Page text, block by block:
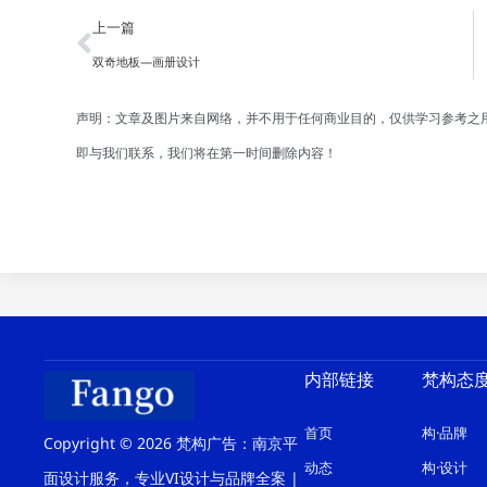
Prev
上一篇
双奇地板—画册设计
声明：文章及图片来自网络，并不用于任何商业目的，仅供学习参考
即与我们联系，我们将在第一时间删除内容！
Copyright © 2026 梵构广告：南京平
面设计服务，专业VI设计与品牌全案 |
内部链接
首页
动态
梵构态
构·品牌
构·设计